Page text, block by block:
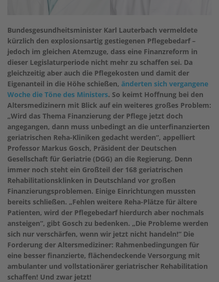
Bundesgesundheitsminister Karl Lauterbach vermeldete
kürzlich den explosionsartig gestiegenen Pflegebedarf –
jedoch im gleichen Atemzuge, dass eine Finanzreform in
dieser Legislaturperiode nicht mehr zu schaffen sei. Da
gleichzeitig aber auch die Pflegekosten und damit der
Eigenanteil in die Höhe schießen, änderten sich vergangene
Woche die Töne des Ministers. So keimt Hoffnung bei den
Altersmedizinern mit Blick auf ein weiteres großes Problem:
„Wird das Thema Finanzierung der Pflege jetzt doch
angegangen, dann muss unbedingt an die unterfinanzierten
geriatrischen Reha-Kliniken gedacht werden“, appelliert
Professor Markus Gosch, Präsident der Deutschen
Gesellschaft für Geriatrie (DGG) an die Regierung. Denn
immer noch steht ein Großteil der 168 geriatrischen
Rehabilitationsklinken in Deutschland vor großen
Finanzierungsproblemen. Einige Einrichtungen mussten
bereits schließen. „Fehlen weitere Reha-Plätze für ältere
Patienten, wird der Pflegebedarf hierdurch aber nochmals
ansteigen“, gibt Gosch zu bedenken. „Die Probleme werden
sich nur verschärfen, wenn wir jetzt nicht handeln!“ Die
Forderung der Altersmediziner: Rahmenbedingungen für
eine besser finanzierte, flächendeckende Versorgung mit
ambulanter und vollstationärer geriatrischer Rehabilitation
schaffen! Und zwar jetzt!